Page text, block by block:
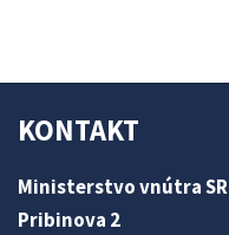
KONTAKT
Ministerstvo vnútra SR
Pribinova 2